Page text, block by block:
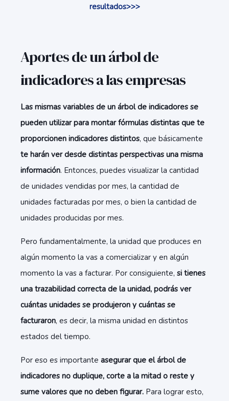
resultados>>>
Aportes de un árbol de
indicadores a las empresas
Las mismas variables de un árbol de indicadores se
pueden utilizar para montar fórmulas distintas que te
proporcionen indicadores distintos, que básicamente
te harán ver desde distintas perspectivas una misma
información. Entonces, puedes visualizar la cantidad
de unidades vendidas por mes, la cantidad de
unidades facturadas por mes, o bien la cantidad de
unidades producidas por mes.
Pero fundamentalmente, la unidad que produces en
algún momento la vas a comercializar y en algún
momento la vas a facturar. Por consiguiente, si tienes
una trazabilidad correcta de la unidad, podrás ver
cuántas unidades se produjeron y cuántas se
facturaron, es decir, la misma unidad en distintos
estados del tiempo.
Por eso es importante asegurar que el árbol de
indicadores no duplique, corte a la mitad o reste y
sume valores que no deben figurar. Para lograr esto,